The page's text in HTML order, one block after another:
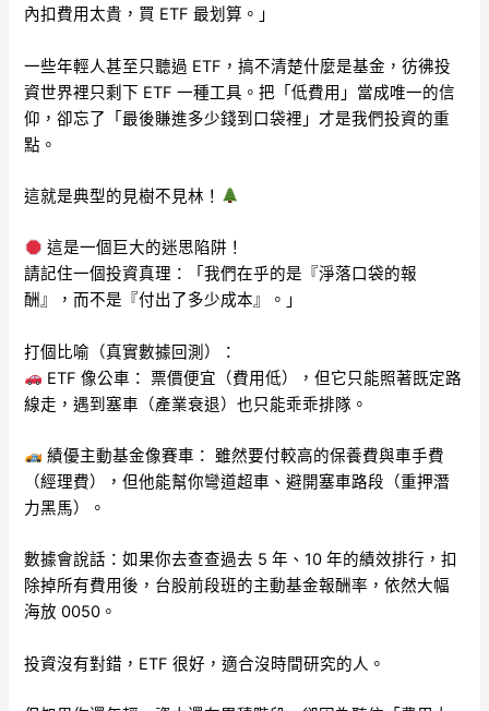
內扣費用太貴，買 ETF 最划算。」
一些年輕人甚至只聽過 ETF，搞不清楚什麼是基金，彷彿投
資世界裡只剩下 ETF 一種工具。把「低費用」當成唯一的信
仰，卻忘了「最後賺進多少錢到口袋裡」才是我們投資的重
點。
這就是典型的見樹不見林！
這是一個巨大的迷思陷阱！
請記住一個投資真理：「我們在乎的是『淨落口袋的報
酬』，而不是『付出了多少成本』。」
打個比喻（真實數據回測）：
ETF 像公車： 票價便宜（費用低），但它只能照著既定路
線走，遇到塞車（產業衰退）也只能乖乖排隊。
績優主動基金像賽車： 雖然要付較高的保養費與車手費
（經理費），但他能幫你彎道超車、避開塞車路段（重押潛
力黑馬）。
數據會說話：如果你去查查過去 5 年、10 年的績效排行，扣
除掉所有費用後，台股前段班的主動基金報酬率，依然大幅
海放 0050。
投資沒有對錯，ETF 很好，適合沒時間研究的人。